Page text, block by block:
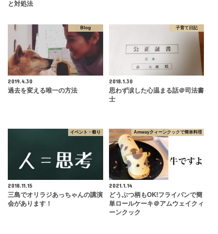
と対処法
Blog
2019.4.30
過去を変える唯一の方法
子育て日記
2018.1.30
思わず涙した心温まる話＠司法書
士
イベント・祭り
2018.11.15
三島でオリラジあっちゃんの講演
会があります！
Amwayクィーンクックで簡単料理
2021.1.14
どうぶつ柄もOK!フライパンで簡
単ロールケーキ＠アムウェイクィ
ーンクック